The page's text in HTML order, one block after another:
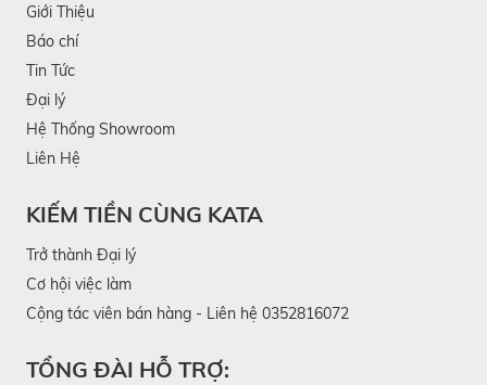
Giới Thiệu
Báo chí
Tin Tức
Đại lý
Hệ Thống Showroom
Liên Hệ
KIẾM TIỀN CÙNG KATA
Trở thành Đại lý
Cơ hội việc làm
Cộng tác viên bán hàng - Liên hệ 0352816072
TỔNG ĐÀI HỖ TRỢ: